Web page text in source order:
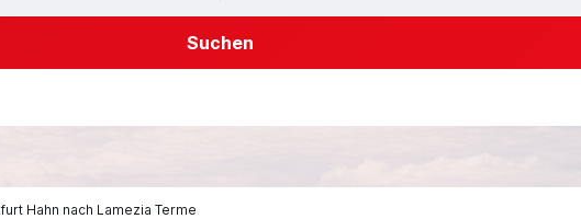
Suchen
Hahn nach Lamezia Terme